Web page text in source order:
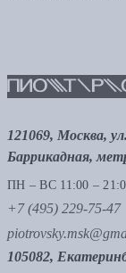
121069, Москва,
Баррикадная,
ПН – ВС 11:00 –
+7 (495) 229-75-47
105082,